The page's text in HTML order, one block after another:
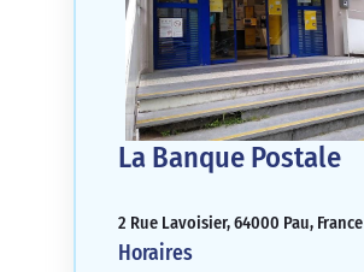
La Banque Postale
2 Rue Lavoisier, 64000 Pau, France
Horaires